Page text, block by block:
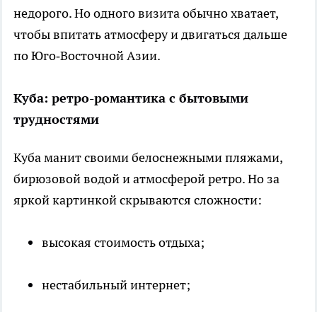
недорого. Но одного визита обычно хватает,
чтобы впитать атмосферу и двигаться дальше
по Юго‑Восточной Азии.
Куба: ретро-романтика с бытовыми
трудностями
Куба манит своими белоснежными пляжами,
бирюзовой водой и атмосферой ретро. Но за
яркой картинкой скрываются сложности:
высокая стоимость отдыха;
нестабильный интернет;